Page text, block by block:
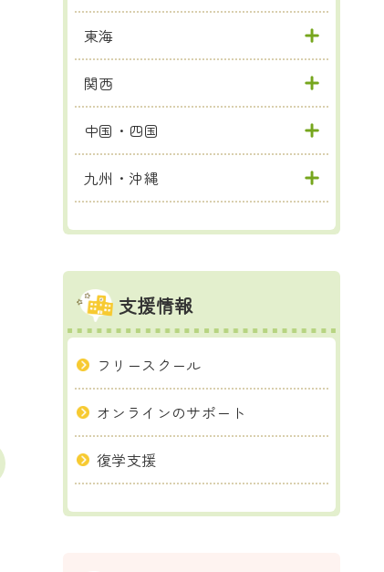
東海
関西
中国・四国
九州・沖縄
支援情報
フリースクール
オンラインのサポート
復学支援